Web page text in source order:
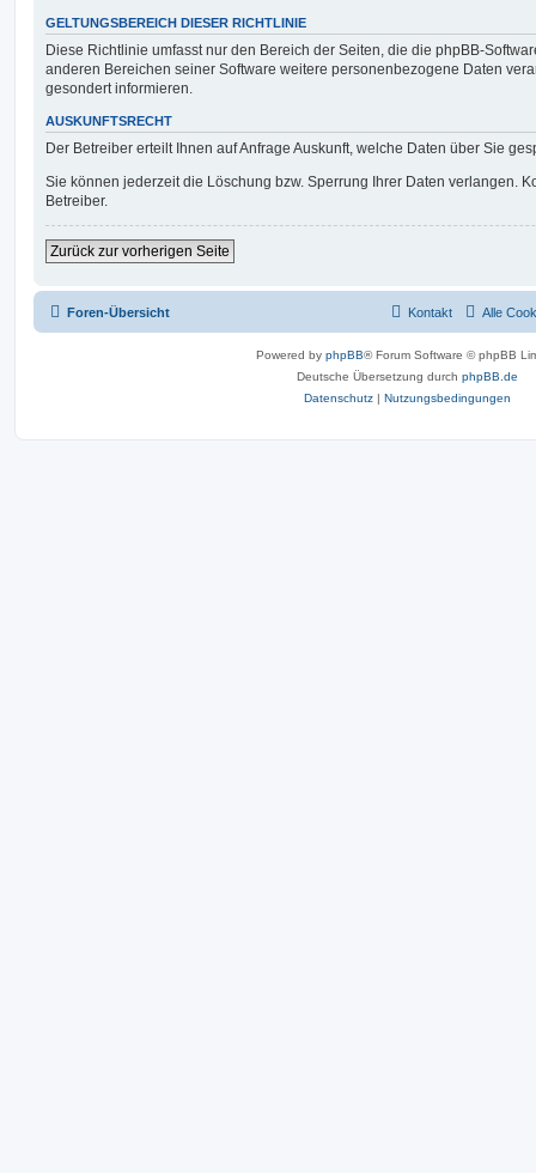
GELTUNGSBEREICH DIESER RICHTLINIE
Diese Richtlinie umfasst nur den Bereich der Seiten, die die phpBB-
anderen Bereichen seiner Software weitere personenbezogene Daten
gesondert informieren.
AUSKUNFTSRECHT
Der Betreiber erteilt Ihnen auf Anfrage Auskunft, welche Daten über Sie
Sie können jederzeit die Löschung bzw. Sperrung Ihrer Daten verlangen.
Betreiber.
Zurück zur vorherigen Seite
Foren-Übersicht Alle
Kontakt
Powered by phpBB® Forum Software © phpBB
Deutsche Übersetzung durch phpBB.de
Datenschutz | Nutzungsbedingungen